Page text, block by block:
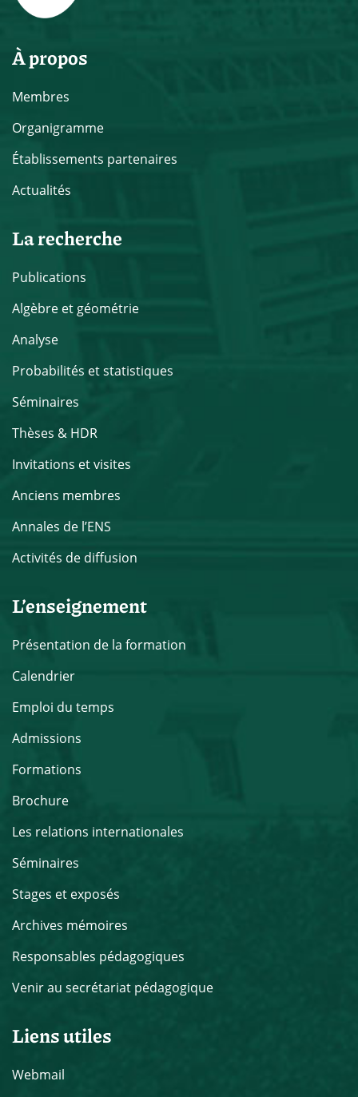
À propos
Membres
Organigramme
Établissements partenaires
Actualités
La recherche
Publications
Algèbre et géométrie
Analyse
Probabilités et statistiques
Séminaires
Thèses & HDR
Invitations et visites
Anciens membres
Annales de l’ENS
Activités de diffusion
L’enseignement
Présentation de la formation
Calendrier
Emploi du temps
Admissions
Formations
Brochure
Les relations internationales
Séminaires
Stages et exposés
Archives mémoires
Responsables pédagogiques
Venir au secrétariat pédagogique
Liens utiles
Webmail